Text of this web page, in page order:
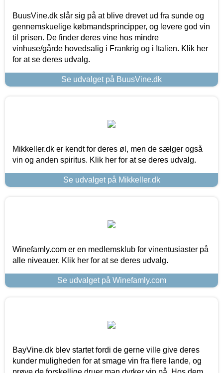
BuusVine.dk slår sig på at blive drevet ud fra sunde og
gennemskuelige købmandsprincipper, og levere god vin
til prisen. De finder deres vine hos mindre
vinhuse/gårde hovedsalig i Frankrig og i Italien. Klik her
for at se deres udvalg.
Se udvalget på BuusVine.dk
Mikkeller.dk er kendt for deres øl, men de sælger også
vin og anden spiritus. Klik her for at se deres udvalg.
Se udvalget på Mikkeller.dk
Winefamly.com er en medlemsklub for vinentusiaster på
alle niveauer. Klik her for at se deres udvalg.
Se udvalget på Winefamly.com
BayVine.dk blev startet fordi de gerne ville give deres
kunder muligheden for at smage vin fra flere lande, og